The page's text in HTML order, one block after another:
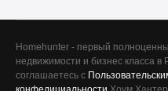
Homehunter - первый
недвижимости и бизнес класса в
соглашаетесь с
Сегодня